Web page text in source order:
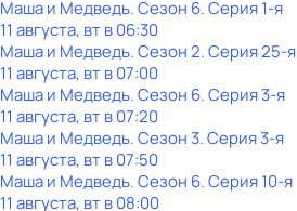
Маша и Медведь. Сезон 6. Серия 1-я
11 августа, вт в 06:30
Маша и Медведь. Сезон 2. Серия 25-я
11 августа, вт в 07:00
Маша и Медведь. Сезон 6. Серия 3-я
11 августа, вт в 07:20
Маша и Медведь. Сезон 3. Серия 3-я
11 августа, вт в 07:50
Маша и Медведь. Сезон 6. Серия 10-я
11 августа, вт в 08:00